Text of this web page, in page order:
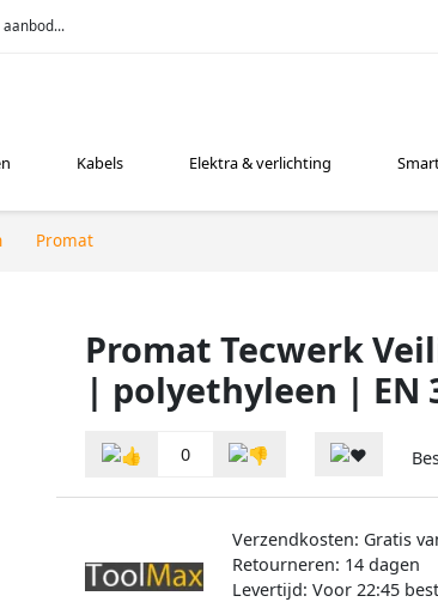
Kabels Elektra & verlichting
Promat
Promat Tecwerk
| polyethyleen | EN
0
Verzendkosten: Gratis
Retourneren: 14 dagen
Levertijd: Voor 22:45